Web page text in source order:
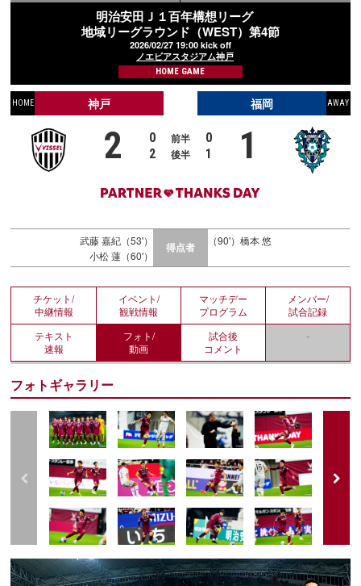
明治安田Ｊ１百年構想リーグ
地域リーグラウンド（WEST）第4節
2026/02/27 19:00 kick off
ノエビアスタジアム神戸
HOME GAME
HOME 神戸 AWAY
福岡
2 0 前半
0
2
後半 1 1
武藤 嘉紀（53'）
小松 蓮（60'）
得点者 （90'）橋本 悠
チケット/
中継情報
イベント/
観戦情報
マッチデー
プログラム
メンバー/
試合記録
テキスト
速報
フォト/
動画
試合後
コメント
-
フォトギャラリー